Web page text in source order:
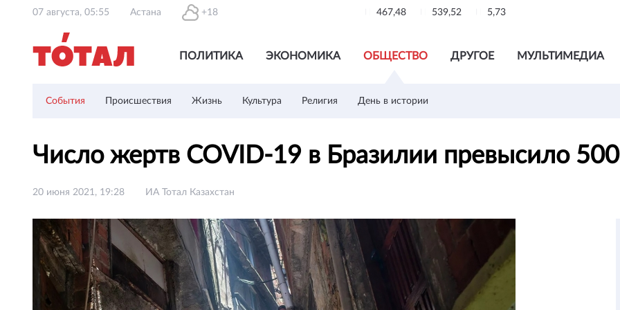
07 августа, 05:55 Астана +18 467,48 539,52 5,73
ПОЛИТИКА ЭКОНОМИКА ОБЩЕСТВО ДРУГОЕ МУЛЬТИМЕДИА
События Происшествия Жизнь Культура Религия День в истории
Число жертв COVID-19 в Бразилии превысило
20 июня 2021, 19:28 ИА Тотал Казахстан